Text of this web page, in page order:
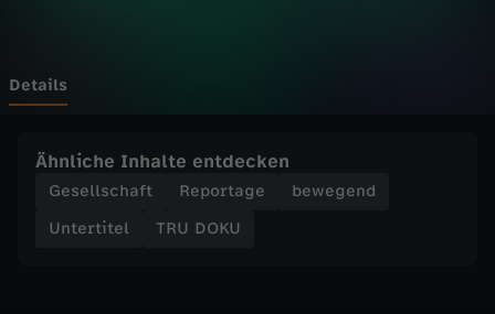
t
d
e
Details
Ähnliche Inhalte entdecken
Gesellschaft Reportage
bewegend
Untertitel
TRU DOKU